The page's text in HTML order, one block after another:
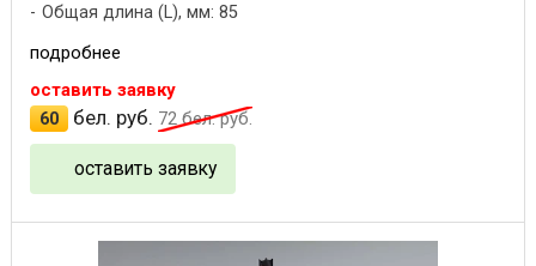
Общая длина (L), мм: 85
подробнее
оставить заявку
60
бел. руб. 72бел. руб.
оставить заявку